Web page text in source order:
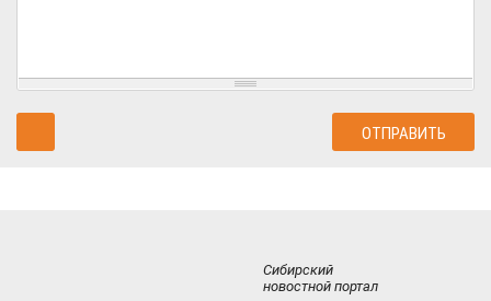
Сибирский
новостной портал